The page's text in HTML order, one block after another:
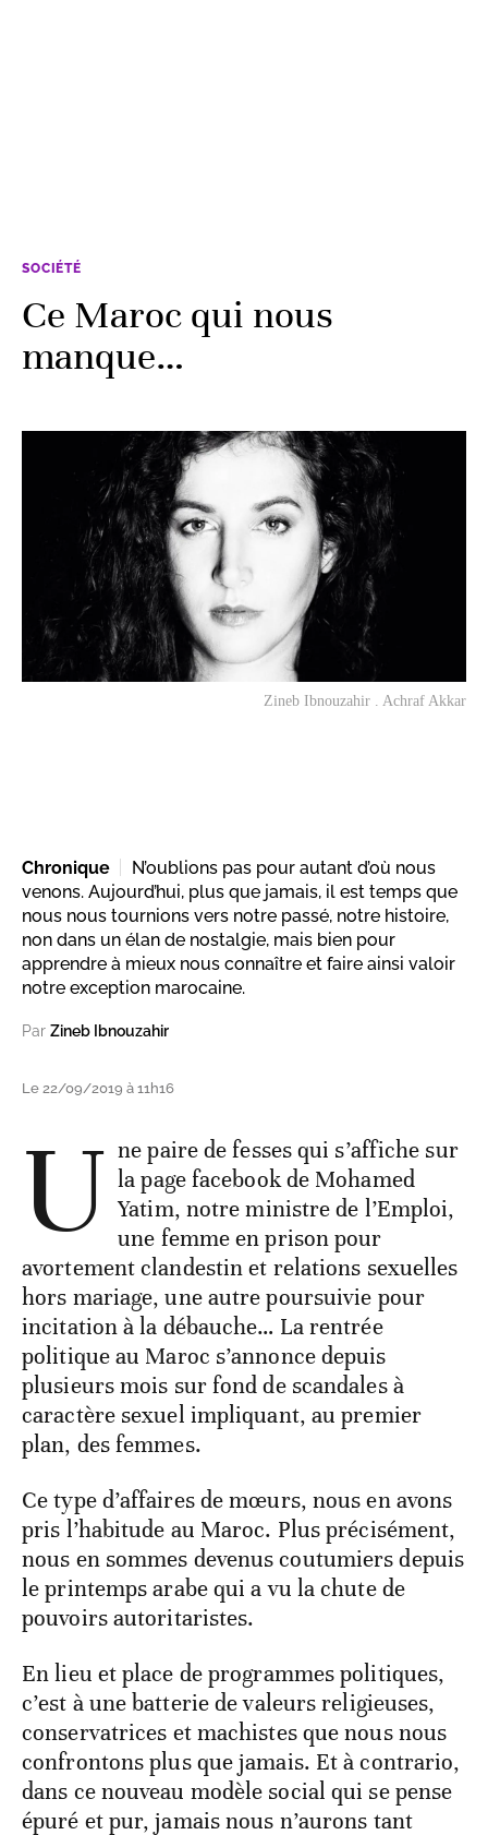
SOCIÉTÉ
Ce Maroc qui nous
manque…
Zineb Ibnouzahir . Achraf Akkar
Chronique
N’oublions pas pour autant d’où nous
venons. Aujourd’hui, plus que jamais, il est temps que
nous nous tournions vers notre passé, notre histoire,
non dans un élan de nostalgie, mais bien pour
apprendre à mieux nous connaître et faire ainsi valoir
notre exception marocaine.
Par Zineb Ibnouzahir
Le 22/09/2019 à 11h16
U ne paire de fesses qui s’affiche sur
la page facebook de Mohamed
Yatim, notre ministre de l’Emploi,
une femme en prison pour
avortement clandestin et relations sexuelles
hors mariage, une autre poursuivie pour
incitation à la débauche… La rentrée
politique au Maroc s’annonce depuis
plusieurs mois sur fond de scandales à
caractère sexuel impliquant, au premier
plan, des femmes.
Ce type d’affaires de mœurs, nous en avons
pris l’habitude au Maroc. Plus précisément,
nous en sommes devenus coutumiers depuis
le printemps arabe qui a vu la chute de
pouvoirs autoritaristes.
En lieu et place de programmes politiques,
c’est à une batterie de valeurs religieuses,
conservatrices et machistes que nous nous
confrontons plus que jamais. Et à contrario,
dans ce nouveau modèle social qui se pense
épuré et pur, jamais nous n’aurons tant